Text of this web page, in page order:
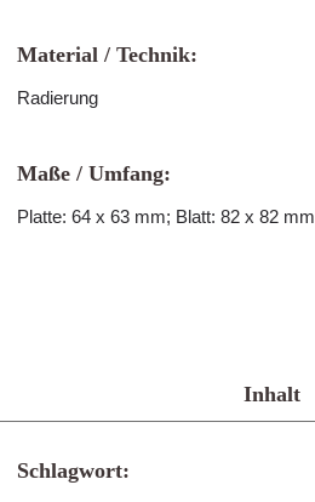
Material / Technik:
Radierung
Maße / Umfang:
Platte: 64 x 63 mm; Blatt: 82 x 82 mm
Inhalt
Schlagwort: